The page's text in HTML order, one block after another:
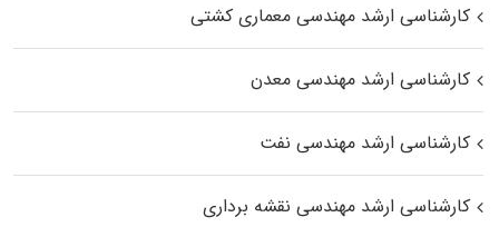
کارشناسی ارشد مهندسی معماری کشتی
کارشناسی ارشد مهندسی معدن
کارشناسی ارشد مهندسی نفت
کارشناسی ارشد مهندسی نقشه برداری